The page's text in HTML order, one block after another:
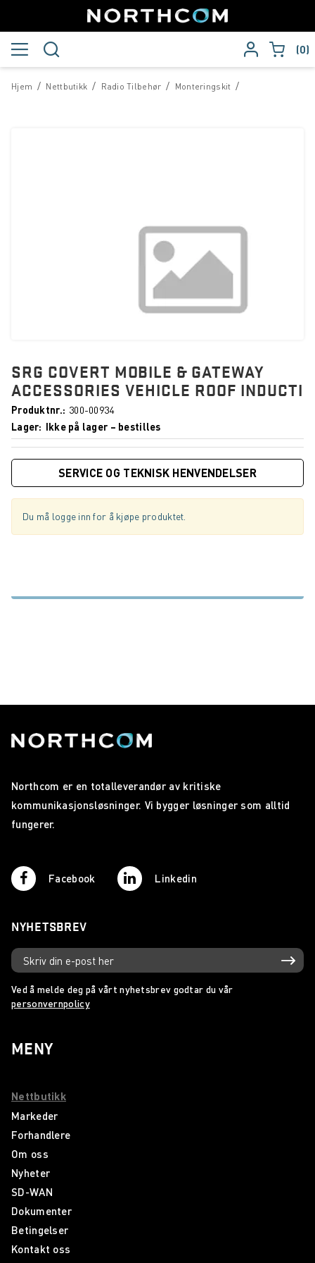
0
/
Hjem /
Nettbutikk /
Radio Tilbehør /
Monteringskit
SRG COVERT MOBILE & GATEWAY
ACCESSORIES VEHICLE ROOF INDUCTI
Produktnr.
300-00934
Lager
Ikke på lager – bestilles
SERVICE OG TEKNISK HENVENDELSER
Du må logge inn for å kjøpe produktet.
Northcom er en totalleverandør av kritiske
kommunikasjonsløsninger. Vi bygger løsninger som alltid
fungerer.
Facebook Linkedin
NYHETSBREV
Ved å melde deg på vårt nyhetsbrev godtar du vår
personvernpolicy
MENY
Nettbutikk
Markeder
Forhandlere
Om oss
Nyheter
SD-WAN
Dokumenter
Betingelser
Kontakt oss